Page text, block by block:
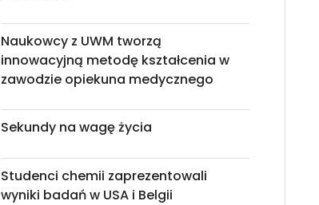
Naukowcy z UWM tworzą
innowacyjną metodę kształcenia w
zawodzie opiekuna medycznego
Sekundy na wagę życia
Studenci chemii zaprezentowali
wyniki badań w USA i Belgii